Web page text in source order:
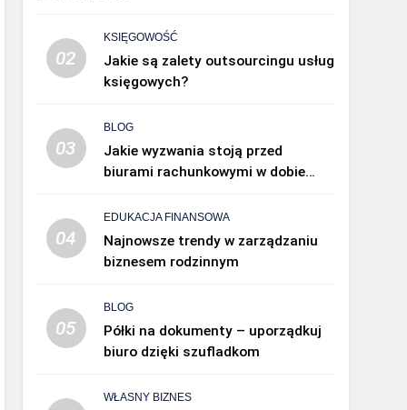
02
KSIĘGOWOŚĆ
Jakie są zalety outsourcingu usług
księgowych?
03
BLOG
Jakie wyzwania stoją przed
biurami rachunkowymi w dobie
04
EDUKACJA FINANSOWA
Najnowsze trendy w zarządzaniu
biznesem rodzinnym
05
BLOG
Półki na dokumenty – uporządkuj
biuro dzięki szufladkom
WŁASNY BIZNES